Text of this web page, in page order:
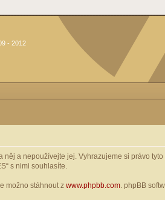
- 2012
a nepoužívejte jej. Vyhrazujeme si právo
s nimi souhlasíte.
možno stáhnout z www.phpbb.com . phpBB